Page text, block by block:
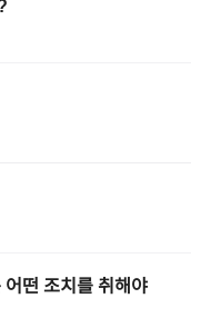
떤 조치를 취해야